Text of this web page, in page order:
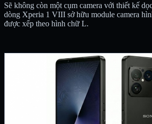
Sẽ không còn một cụm camera với thiết kế
dòng Xperia 1 VIII sở hữu module camera
được xếp theo hình chữ L.